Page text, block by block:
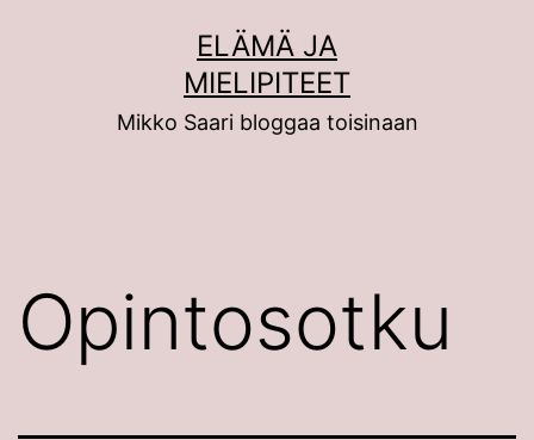
ELÄMÄ JA
MIELIPITEET
Mikko Saari bloggaa toisinaan
Opintosotku